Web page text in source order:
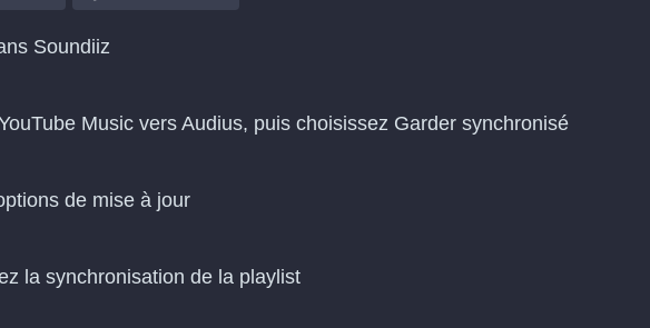
Soundiiz
Music vers Audius, puis choisissez Garder synchronisé
de mise à jour
la synchronisation de la playlist